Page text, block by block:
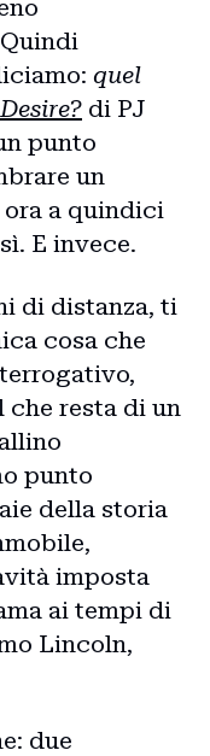
quel
di PJ
punto
un
a quindici
E invece.
di distanza, ti
cosa che
che resta di un
punto
della storia
imposta
ai tempi di
Lincoln,
due